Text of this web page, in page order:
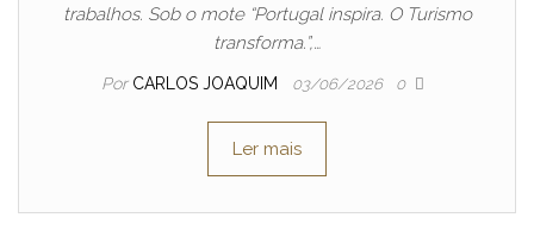
trabalhos. Sob o mote “Portugal inspira. O Turismo
transforma.”,…
Por CARLOS JOAQUIM 03/06/2026 0
Ler mais